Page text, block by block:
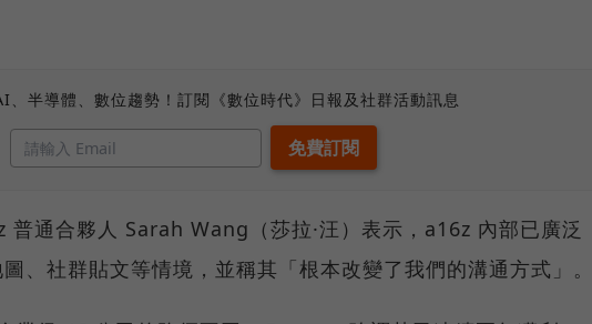
、半導體、數位趨勢！訂閱《數位時代》日報及社群活動訊息
通合夥人 Sarah Wang（莎拉·汪）表示，a16z 內部已廣泛
、社群貼文等情境，並稱其「根本改變了我們的溝通方式」